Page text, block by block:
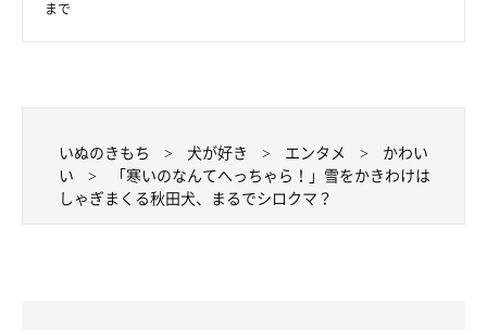
まで
いぬのきもち 犬が好き エンタメ
かわい
い
「寒いのなんてへっちゃら！」雪をかきわけは
しゃぎまくる秋田犬、まるでシロクマ？